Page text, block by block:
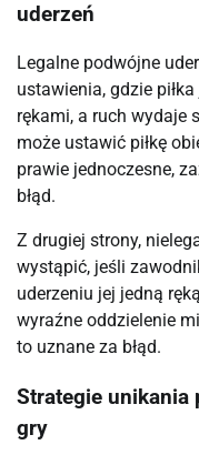
uderzeń
Legalne podwójne
ustawienia, gdzie
rękami, a ruch wydaje
może ustawić piłkę
prawie jednoczesne,
błąd.
Z drugiej strony,
wystąpić, jeśli
uderzeniu jej jedną
wyraźne oddzielenie
to uznane za błąd.
Strategie unikania
gry